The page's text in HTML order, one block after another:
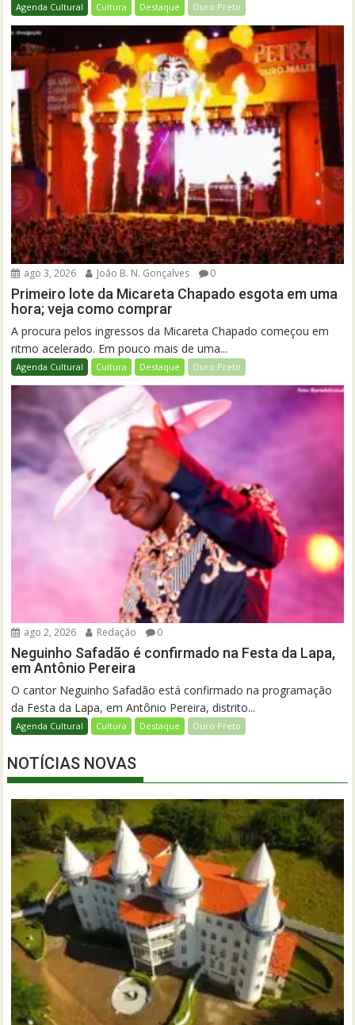
Agenda Cultural Cultura Destaque Ouro Preto
ago 3, 2026 João B. N. Gonçalves 0
Primeiro lote da Micareta Chapado esgota em uma
hora; veja como comprar
A procura pelos ingressos da Micareta Chapado começou em
ritmo acelerado. Em pouco mais de uma...
Agenda Cultural Cultura Destaque Ouro Preto
ago 2, 2026 Redação 0
Neguinho Safadão é confirmado na Festa da Lapa,
em Antônio Pereira
O cantor Neguinho Safadão está confirmado na programação
da Festa da Lapa, em Antônio Pereira, distrito...
Agenda Cultural Cultura Destaque Ouro Preto
NOTÍCIAS NOVAS